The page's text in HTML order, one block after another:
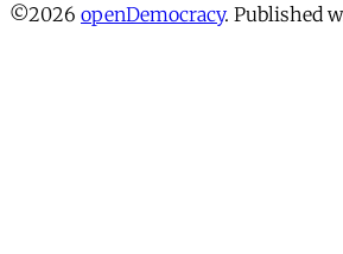
©2026 openDemocracy. Published